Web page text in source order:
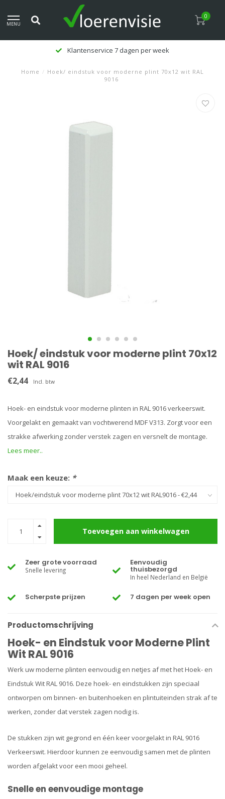
MENU
0
Klantenservice 7 dagen per week
Home / Hoek/ eindstuk voor moderne plint 70x12 wit RAL
9016
Hoek/ eindstuk voor moderne plint 70x12
wit RAL 9016
€2,44 Incl. btw
Hoek- en eindstuk voor moderne plinten in RAL 9016 verkeerswit.
Voorgelakt en gemaakt van vochtwerend MDF V313. Zorgt voor een
strakke afwerking zonder verstek zagen en versnelt de montage.
Lees meer..
Maak een keuze: *
Toevoegen aan winkelwagen
Zeer grote voorraad
Snelle levering
Eenvoudig
thuisbezorgd
In heel Nederland en België
Scherpste prijzen 7 dagen per week open
Productomschrijving
Hoek- en Eindstuk voor Moderne Plint
Wit RAL 9016
Werk uw moderne plinten eenvoudig en netjes af met het Hoek- en
Eindstuk Wit RAL 9016. Deze hoek- en eindstukken zijn speciaal
ontworpen om binnen- en buitenhoeken en plintuiteinden strak af te
werken, zonder dat verstek zagen nodig is.
De stukken zijn wit gegrond en één keer voorgelakt in RAL 9016
Verkeerswit. Hierdoor kunnen ze eenvoudig samen met de plinten
worden afgelakt voor een mooi geheel.
Snelle en eenvoudige montage